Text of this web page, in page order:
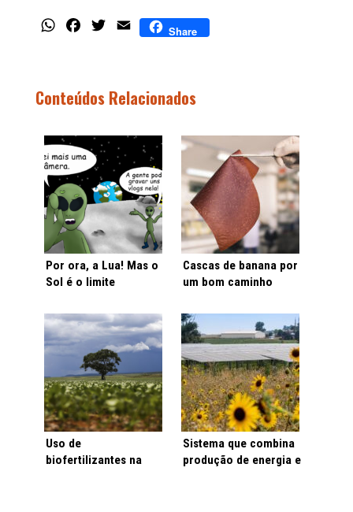
WhatsAppFacebook
TwitterEmail Share
Conteúdos Relacionados
Por ora, a Lua! Mas o
Sol é o limite
Cascas de banana por
um bom caminho
Uso de
biofertilizantes na
Sistema que combina
produção de energia e